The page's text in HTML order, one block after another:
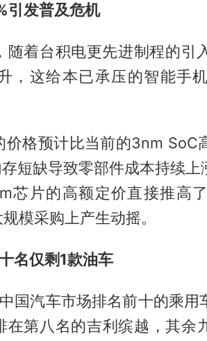
引发普及危机
随着台积电更先进制程的引
，这给本已承压的智能手
格预计比当前的3nm SoC
短缺导致零部件成本持续
芯片的高额定价直接推高
模采购上产生动摇。
名仅剩1款油车
国汽车市场排名前十的乘用
在第八名的吉利缤越，其余